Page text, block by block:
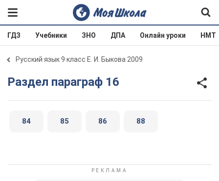
ГДЗ Учебники ЗНО ДПА Онлайн уроки НМТ
Русский язык 9 класс Е. И. Быкова 2009
Раздел параграф 16
84 85 86 88